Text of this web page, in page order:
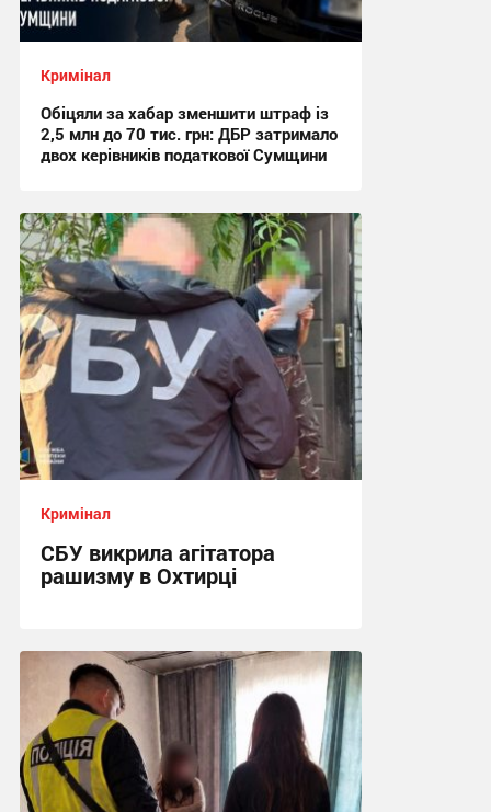
Кримінал
Обіцяли за хабар зменшити штраф із
2,5 млн до 70 тис. грн: ДБР затримало
двох керівників податкової Сумщини
17:42, 6.08.2026
Кримінал
СБУ викрила агітатора
рашизму в Охтирці
13:34, 6.08.2026